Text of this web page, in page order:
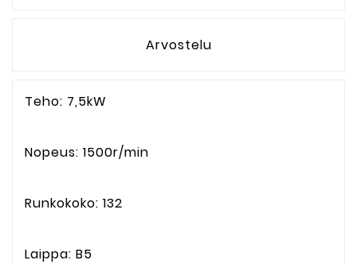
Arvostelu
Teho: 7,5kW
Nopeus: 1500r/min
Runkokoko: 132
Laippa: B5